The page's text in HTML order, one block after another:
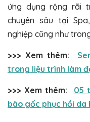
ứng dụng rộng rãi
chuyên sâu tại
nghiệp cũng như
>>> Xem thêm:
trong liệu trình làm
>>> Xem thêm:
05
bào gốc phục hồi da